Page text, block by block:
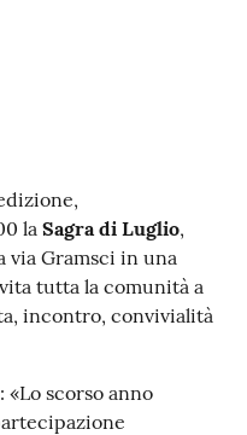
la Sagra di Luglio,
via Gramsci in una
tutta la comunità a
incontro, convivialità
«Lo scorso anno